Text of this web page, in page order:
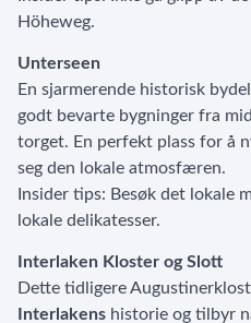
Höheweg.
Unterseen
En sjarmerende historisk
godt bevarte bygninger fra
torget. En perfekt plass for å
seg den lokale atmosfæren.
Insider tips: Besøk det lokale
lokale delikatesser.
Interlaken Kloster og Slott
Dette tidligere
Interlakens historie og tilbyr